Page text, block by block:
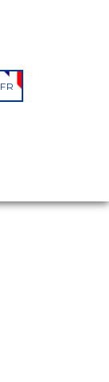
FR